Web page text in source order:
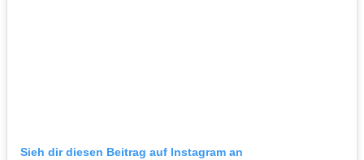
Sieh dir diesen Beitrag auf Instagram an